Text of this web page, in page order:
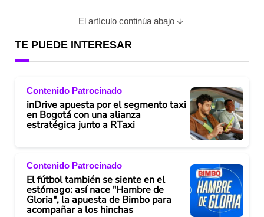
El artículo continúa abajo
TE PUEDE INTERESAR
Contenido Patrocinado
inDrive apuesta por el segmento taxi
en Bogotá con una alianza
estratégica junto a RTaxi
Contenido Patrocinado
El fútbol también se siente en el
estómago: así nace "Hambre de
Gloria", la apuesta de Bimbo para
acompañar a los hinchas